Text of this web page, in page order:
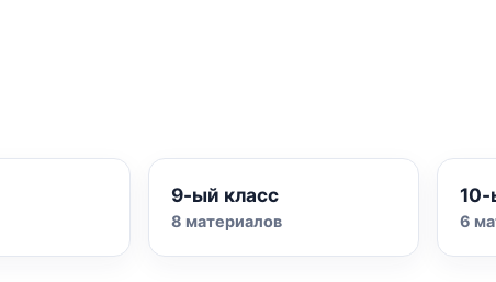
9-ый класс
8 материалов
10-
6